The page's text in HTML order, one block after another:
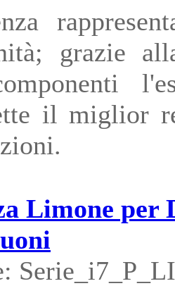
grazie
il miglior
Limone